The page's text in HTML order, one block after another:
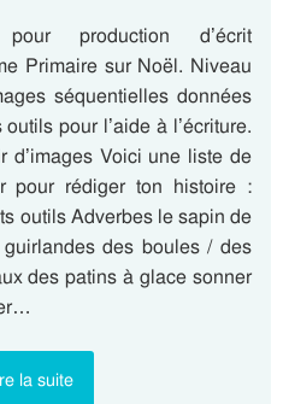
production d’écrit
Primaire sur Noël. Niveau
séquentielles données
pour l’aide à l’écriture.
d’images Voici une liste de
pour rédiger ton histoire :
outils Adverbes le sapin de
des boules / des
des patins à glace sonner
la suite